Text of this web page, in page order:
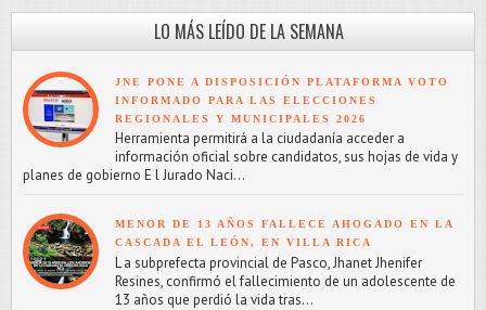
LO MÁS LEÍDO DE LA SEMANA
JNE PONE A DISPOSICIÓN PLATAFORMA VOTO
INFORMADO PARA LAS ELECCIONES
REGIONALES Y MUNICIPALES 2026
Herramienta permitirá a la ciudadanía acceder a
información oficial sobre candidatos, sus hojas de vida y
planes de gobierno E l Jurado Naci...
MENOR DE 13 AÑOS FALLECE AHOGADO EN LA
CASCADA EL LEÓN, EN VILLA RICA
L a subprefecta provincial de Pasco, Jhanet Jhenifer
Resines, confirmó el fallecimiento de un adolescente de
13 años que perdió la vida tras...